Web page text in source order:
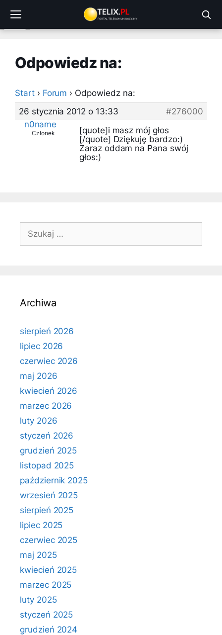
treści
Odpowiedz na:
Start › Forum › Odpowiedz na:
26 stycznia 2012 o 13:33
#276000
n0name
Członek
[quote]i masz mój głos
[/quote] Dziękuję bardzo:)
Zaraz oddam na Pana swój
głos:)
Szukaj:
Archiwa
sierpień 2026
lipiec 2026
czerwiec 2026
maj 2026
kwiecień 2026
marzec 2026
luty 2026
styczeń 2026
grudzień 2025
listopad 2025
październik 2025
wrzesień 2025
sierpień 2025
lipiec 2025
czerwiec 2025
maj 2025
kwiecień 2025
marzec 2025
luty 2025
styczeń 2025
grudzień 2024